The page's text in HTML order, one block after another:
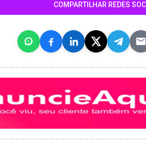
COMPARTILHAR REDES